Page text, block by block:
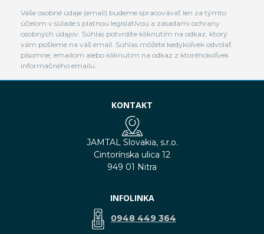
Vaše osobné údaje (email) budeme spracovávať len za týmto
účelom v súlade s platnou legislatívou a zásadami ochrany
osobných údajov. Súhlas potvrdíte kliknutím na odkaz, ktorý
vám pošleme na váš email. Súhlas môžete kedykoľvek odvolať
písomne, emailom alebo kliknutím na odkaz z ktoréhokoľvek
informačného emailu.
KONTAKT
JAMTAL Slovakia, s.r.o.
Cintorínska ulica 12
949 01 Nitra
INFOLINKA
0948 449 364